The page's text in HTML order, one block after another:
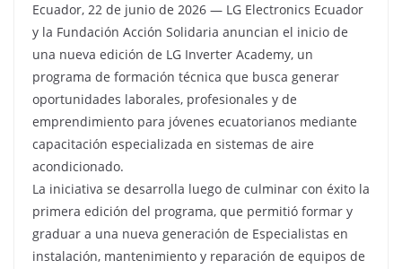
Ecuador, 22 de junio de 2026 — LG Electronics Ecuador
y la Fundación Acción Solidaria anuncian el inicio de
una nueva edición de LG Inverter Academy, un
programa de formación técnica que busca generar
oportunidades laborales, profesionales y de
emprendimiento para jóvenes ecuatorianos mediante
capacitación especializada en sistemas de aire
acondicionado.
La iniciativa se desarrolla luego de culminar con éxito la
primera edición del programa, que permitió formar y
graduar a una nueva generación de Especialistas en
instalación, mantenimiento y reparación de equipos de